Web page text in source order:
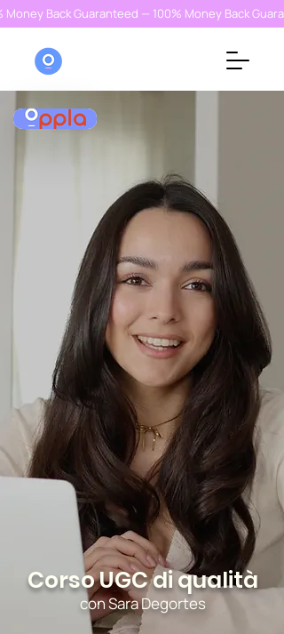
Back Guaranteed — 100% Money Back
Corso UGC di qualità
con Sara Degortes